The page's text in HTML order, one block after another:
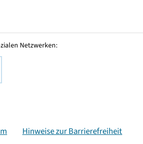
Netzwerken:
Hinweise zur Barrierefreiheit